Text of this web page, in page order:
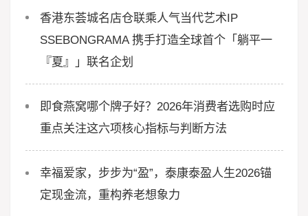
香港东荟城名店仓联乘人气当代艺术IP
SSEBONGRAMA 携手打造全球首个「躺平一
『夏』」联名企划
即食燕窝哪个牌子好？2026年消费者选购时应
重点关注这六项核心指标与判断方法
幸福爱家，步步为“盈”，泰康泰盈人生2026锚
定现金流，重构养老想象力